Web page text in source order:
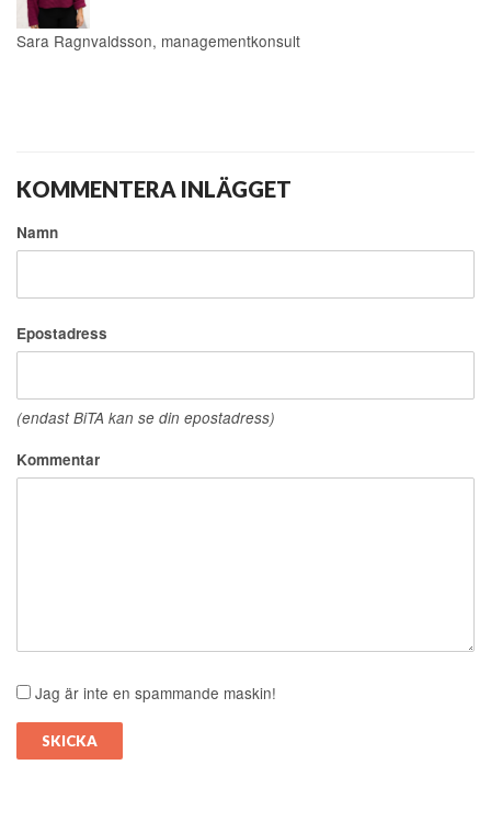
Sara Ragnvaldsson, managementkonsult
KOMMENTERA INLÄGGET
Namn
Epostadress
(endast BiTA kan se din epostadress)
Kommentar
Jag är inte en spammande maskin!